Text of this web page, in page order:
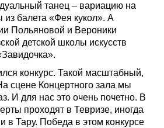
танец – вариацию на
из балета «Фея кукол». А
Польяновой и Вероники
детской школы искусств
конкурс. Такой масштабный,
сцене Концертного зала мы
И для нас это очень почетно. В
проходят в Тевризе, иногда
в Тару. Победа в этом конкурсе